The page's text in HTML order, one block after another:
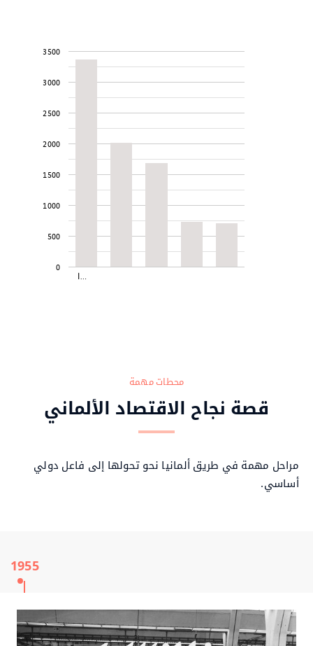
ا…
0
500
1000
1500
2000
2500
3000
3500
محطات مهمة
قصة نجاح الاقتصاد الألماني
مراحل مهمة في طريق ألمانيا نحو تحولها إلى فاعل دولي
أساسي.
1955
1969
1989
1990
2002
2020
2025